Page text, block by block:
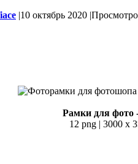
|10 октябрь 2020 |
Рамки для фото
12 png | 3000 х